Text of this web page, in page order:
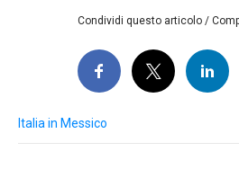
Condividi questo articolo /
Italia in Messico